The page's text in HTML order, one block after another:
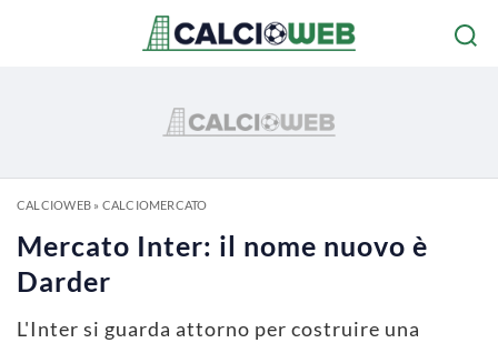
CALCIOWEB» CALCIOMERCATO
Mercato Inter: il nome nuovo è
Darder
L'Inter si guarda attorno per costruire una